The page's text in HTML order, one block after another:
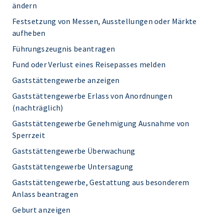
ändern
Festsetzung von Messen, Ausstellungen oder Märkte
aufheben
Führungszeugnis beantragen
Fund oder Verlust eines Reisepasses melden
Gaststättengewerbe anzeigen
Gaststättengewerbe Erlass von Anordnungen
(nachträglich)
Gaststättengewerbe Genehmigung Ausnahme von
Sperrzeit
Gaststättengewerbe Überwachung
Gaststättengewerbe Untersagung
Gaststättengewerbe, Gestattung aus besonderem
Anlass beantragen
Geburt anzeigen